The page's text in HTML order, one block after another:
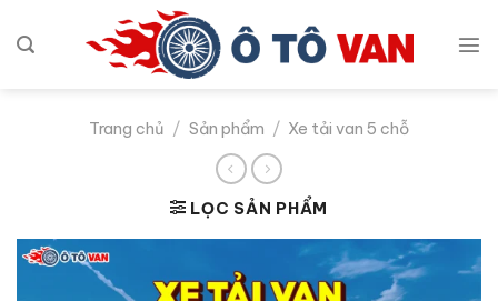
qua
Trang chủ / Sản phẩm / Xe tải van 5 chỗ
LỌC SẢN PHẨM